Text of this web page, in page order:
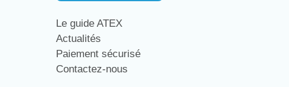
Le guide ATEX
Actualités
Paiement sécurisé
Contactez-nous